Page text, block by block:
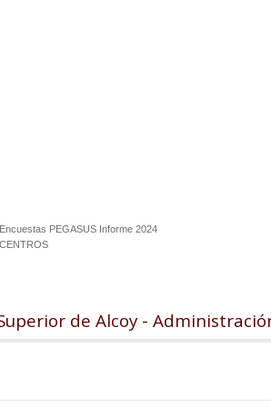
Encuestas PEGASUS Informe 2024
CENTROS
de Alcoy -